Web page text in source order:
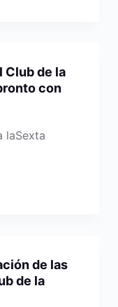
Club de la
con
laSexta
de las
de la